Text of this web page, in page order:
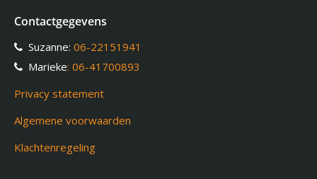
Contactgegevens
Suzanne: 06-22151941
Marieke: 06-41700893
Privacy statement
Algemene voorwaarden
Klachtenregeling